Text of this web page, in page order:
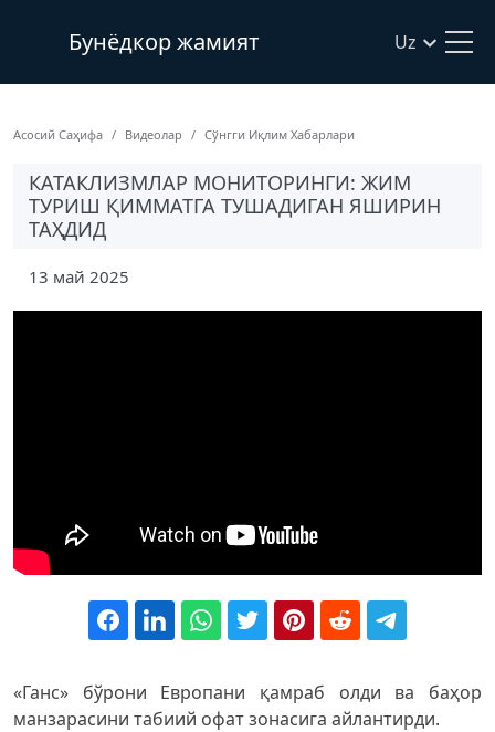
Бунёдкор жамият Uz
Асосий Саҳифа Видеолар Сўнгги Иқлим Хабарлари
КАТАКЛИЗМЛАР МОНИТОРИНГИ: ЖИМ
ТУРИШ ҚИММАТГА ТУШАДИГАН ЯШИРИН
ТАҲДИД
13 май 2025
«Ганс» бўрони Европани қамраб олди ва баҳор
манзарасини табиий офат зонасига айлантирди.